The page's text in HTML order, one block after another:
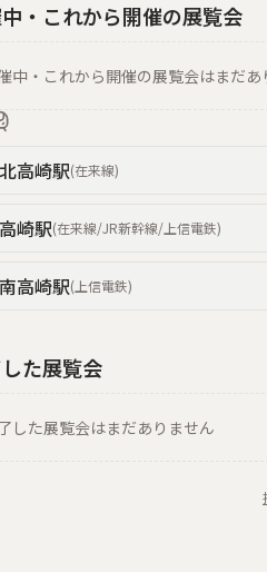
・これから開催の展覧会
中・これから開催の展覧会はまだあ
北高崎駅(在来線)
高崎駅(在来線/JR新幹線/上信電鉄)
南高崎駅( 上信電鉄)
た展覧会
した展覧会はまだありません